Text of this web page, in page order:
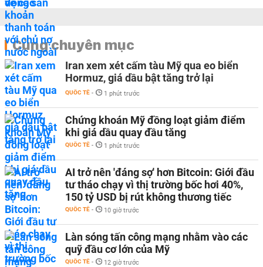
Cùng chuyên mục
Iran xem xét cấm tàu Mỹ qua eo biển
Hormuz, giá dầu bật tăng trở lại
QUỐC TẾ - 1 phút trước
Chứng khoán Mỹ đồng loạt giảm điểm
khi giá dầu quay đầu tăng
QUỐC TẾ - 1 phút trước
AI trở nên 'đáng sợ' hơn Bitcoin: Giới đầu
tư tháo chạy vì thị trường bốc hơi 40%,
150 tỷ USD bị rút không thương tiếc
QUỐC TẾ - 10 giờ trước
Làn sóng tấn công mạng nhằm vào các
quỹ đầu cơ lớn của Mỹ
QUỐC TẾ - 12 giờ trước